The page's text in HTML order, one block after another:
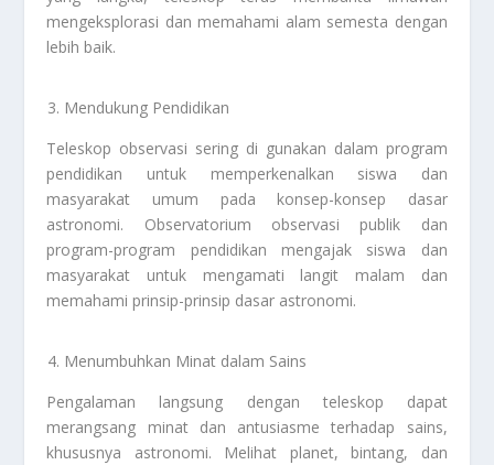
mengeksplorasi dan memahami alam semesta dengan
lebih baik.
Mendukung Pendidikan
Teleskop observasi sering di gunakan dalam program
pendidikan untuk memperkenalkan siswa dan
masyarakat umum pada konsep-konsep dasar
astronomi. Observatorium observasi publik dan
program-program pendidikan mengajak siswa dan
masyarakat untuk mengamati langit malam dan
memahami prinsip-prinsip dasar astronomi.
Menumbuhkan Minat dalam Sains
Pengalaman langsung dengan teleskop dapat
merangsang minat dan antusiasme terhadap sains,
khususnya astronomi. Melihat planet, bintang, dan